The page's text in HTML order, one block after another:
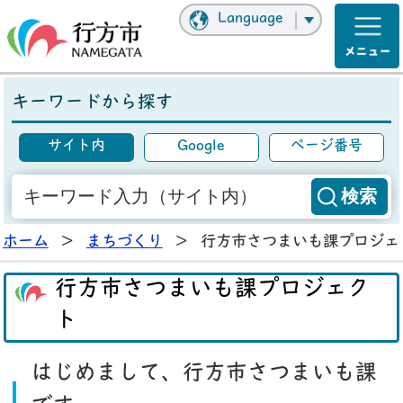
Language
キーワードから探す
サイト内 Google ページ番号
ホーム > まちづくり > 行方市さつまいも課プロジェ
行方市さつまいも課プロジェク
ト
はじめまして、行方市さつまいも課